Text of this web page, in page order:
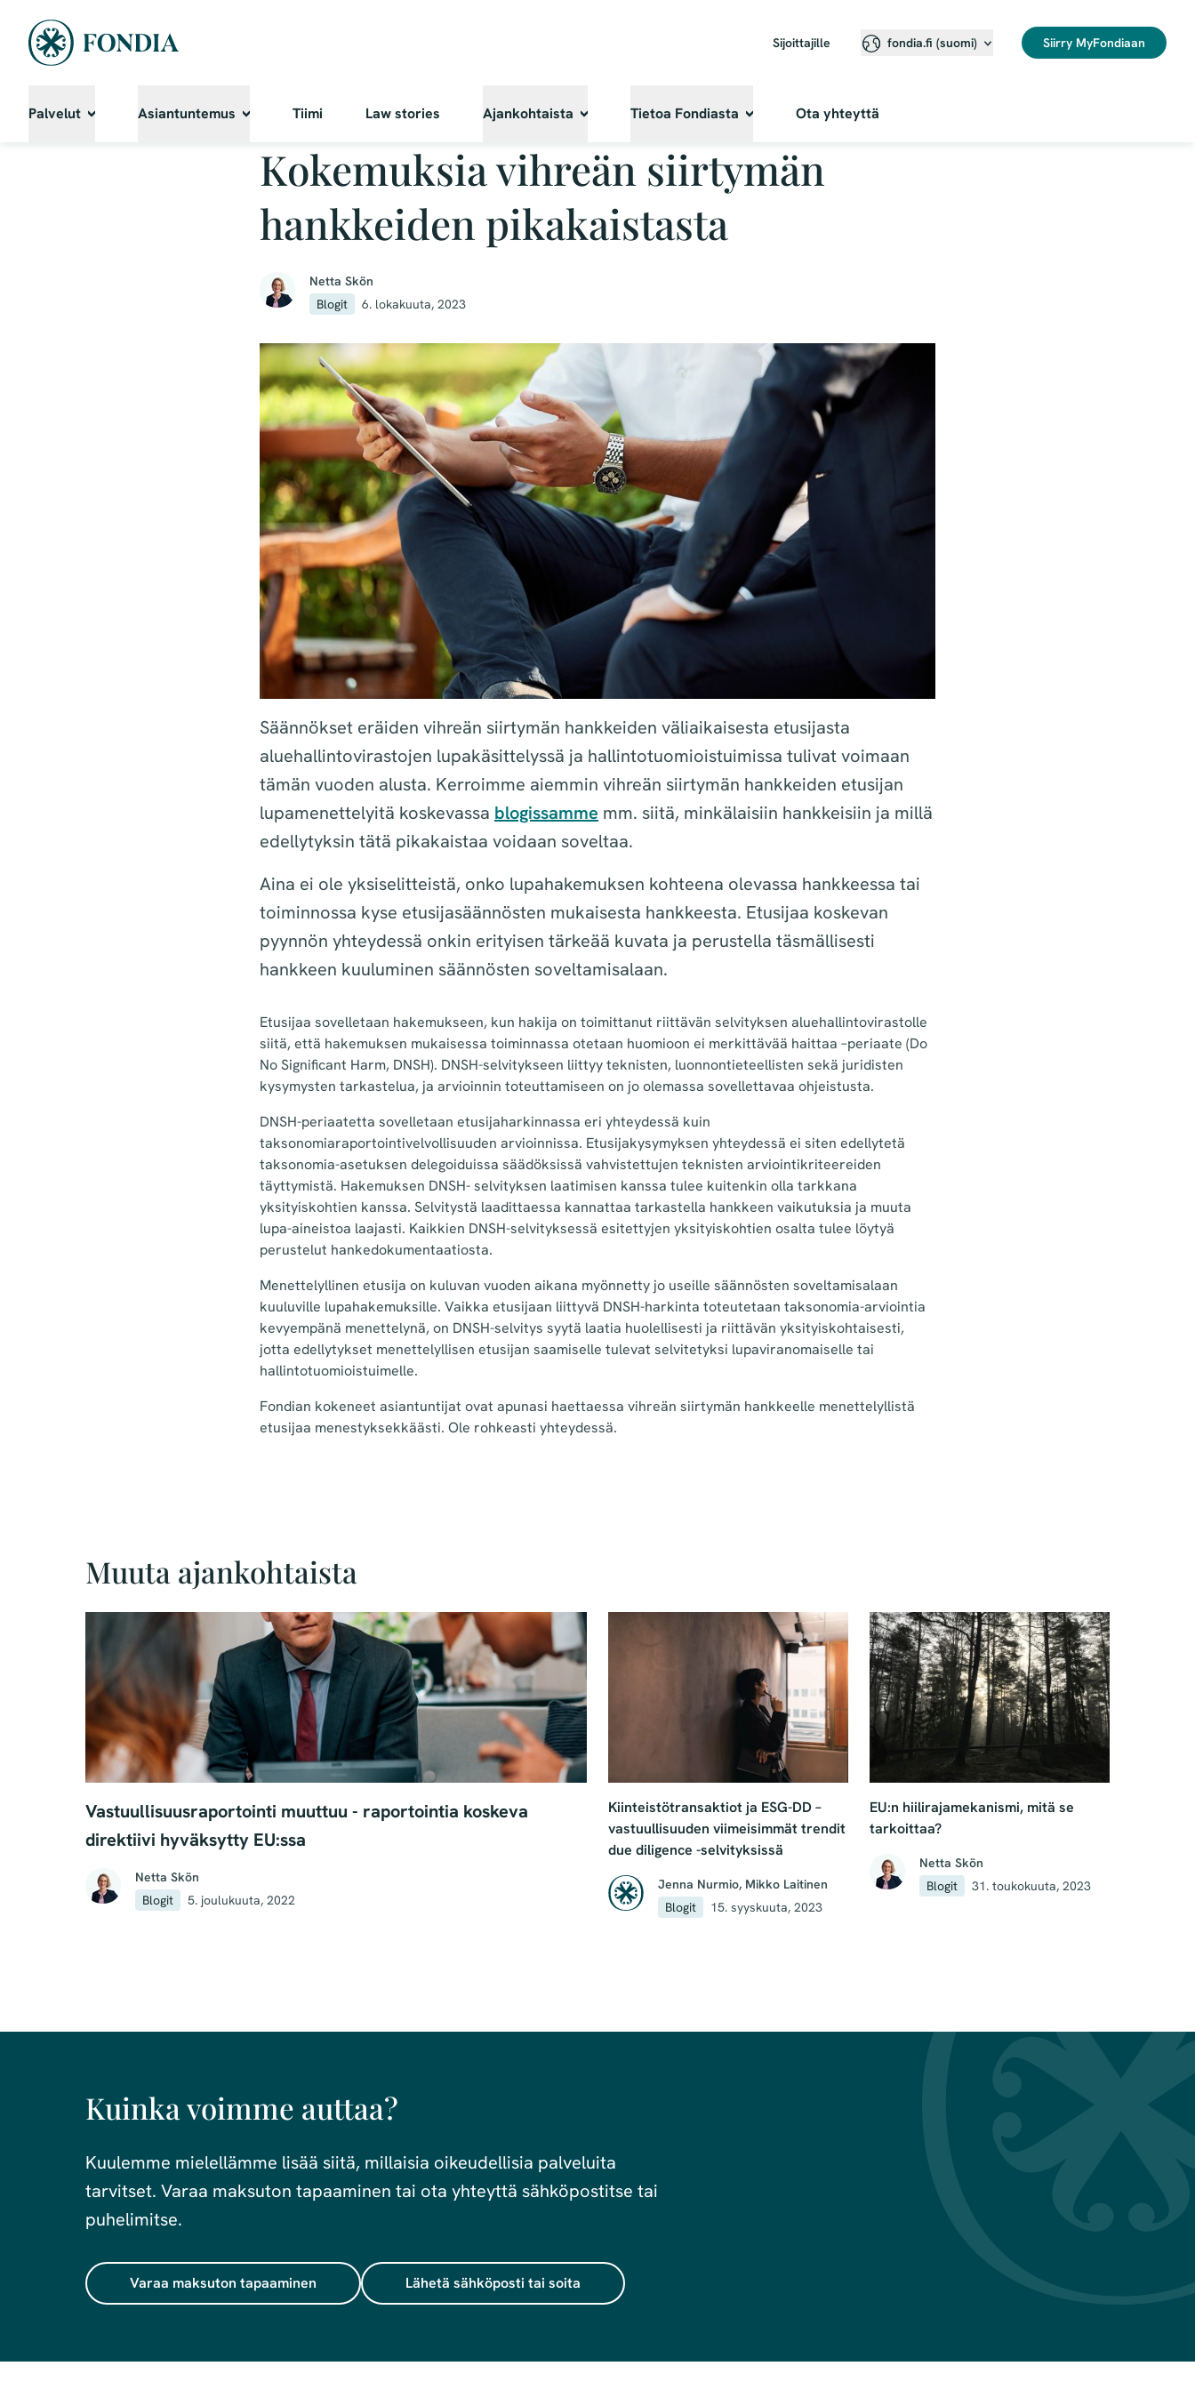
Sijoittajille fondia.fi (suomi) Siirry MyFondiaan
Palvelut Asiantuntemus Tiimi Law stories Ajankohtaista Tietoa Fondiasta Ota yhteyttä
Kokemuksia vihreän siirtymän
hankkeiden pikakaistasta
Netta Skön
Blogit
6. lokakuuta, 2023
Säännökset eräiden vihreän siirtymän hankkeiden väliaikaisesta etusijasta
aluehallintovirastojen lupakäsittelyssä ja hallintotuomioistuimissa tulivat voimaan
tämän vuoden alusta. Kerroimme aiemmin vihreän siirtymän hankkeiden etusijan
lupamenettelyitä koskevassa blogissamme mm. siitä, minkälaisiin hankkeisiin ja millä
edellytyksin tätä pikakaistaa voidaan soveltaa.
Aina ei ole yksiselitteistä, onko lupahakemuksen kohteena olevassa hankkeessa tai
toiminnossa kyse etusijasäännösten mukaisesta hankkeesta. Etusijaa koskevan
pyynnön yhteydessä onkin erityisen tärkeää kuvata ja perustella täsmällisesti
hankkeen kuuluminen säännösten soveltamisalaan.
Etusijaa sovelletaan hakemukseen, kun hakija on toimittanut riittävän selvityksen aluehallintovirastolle
siitä, että hakemuksen mukaisessa toiminnassa otetaan huomioon ei merkittävää haittaa –periaate (Do
No Significant Harm, DNSH). DNSH-selvitykseen liittyy teknisten, luonnontieteellisten sekä juridisten
kysymysten tarkastelua, ja arvioinnin toteuttamiseen on jo olemassa sovellettavaa ohjeistusta.
DNSH-periaatetta sovelletaan etusijaharkinnassa eri yhteydessä kuin
taksonomiaraportointivelvollisuuden arvioinnissa. Etusijakysymyksen yhteydessä ei siten edellytetä
taksonomia-asetuksen delegoiduissa säädöksissä vahvistettujen teknisten arviointikriteereiden
täyttymistä. Hakemuksen DNSH- selvityksen laatimisen kanssa tulee kuitenkin olla tarkkana
yksityiskohtien kanssa. Selvitystä laadittaessa kannattaa tarkastella hankkeen vaikutuksia ja muuta
lupa-aineistoa laajasti. Kaikkien DNSH-selvityksessä esitettyjen yksityiskohtien osalta tulee löytyä
perustelut hankedokumentaatiosta.
Menettelyllinen etusija on kuluvan vuoden aikana myönnetty jo useille säännösten soveltamisalaan
kuuluville lupahakemuksille. Vaikka etusijaan liittyvä DNSH-harkinta toteutetaan taksonomia-arviointia
kevyempänä menettelynä, on DNSH-selvitys syytä laatia huolellisesti ja riittävän yksityiskohtaisesti,
jotta edellytykset menettelyllisen etusijan saamiselle tulevat selvitetyksi lupaviranomaiselle tai
hallintotuomioistuimelle.
Fondian kokeneet asiantuntijat ovat apunasi haettaessa vihreän siirtymän hankkeelle menettelyllistä
etusijaa menestyksekkäästi. Ole rohkeasti yhteydessä.
Muuta ajankohtaista
Vastuullisuusraportointi muuttuu - raportointia koskeva
direktiivi hyväksytty EU:ssa
Netta Skön
Blogit
5. joulukuuta, 2022
Kiinteistötransaktiot ja ESG-DD –
vastuullisuuden viimeisimmät trendit
due diligence -selvityksissä
Jenna Nurmio, Mikko Laitinen
Blogit
15. syyskuuta, 2023
EU:n hiilirajamekanismi, mitä se
tarkoittaa?
Netta Skön
Blogit
31. toukokuuta, 2023
Kuinka voimme auttaa?
Kuulemme mielellämme lisää siitä, millaisia oikeudellisia palveluita
tarvitset. Varaa maksuton tapaaminen tai ota yhteyttä sähköpostitse tai
puhelimitse.
Varaa maksuton tapaaminen Lähetä sähköposti tai soita